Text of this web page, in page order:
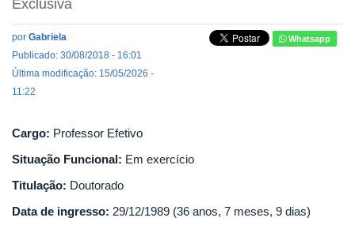
Exclusiva
por Gabriela
Publicado: 30/08/2018 - 16:01
Última modificação: 15/05/2026 -
11:22
Whatsapp
Cargo: Professor Efetivo
Situação Funcional: Em exercício
Titulação: Doutorado
Data de ingresso: 29/12/1989 (36 anos, 7 meses, 9 dias)